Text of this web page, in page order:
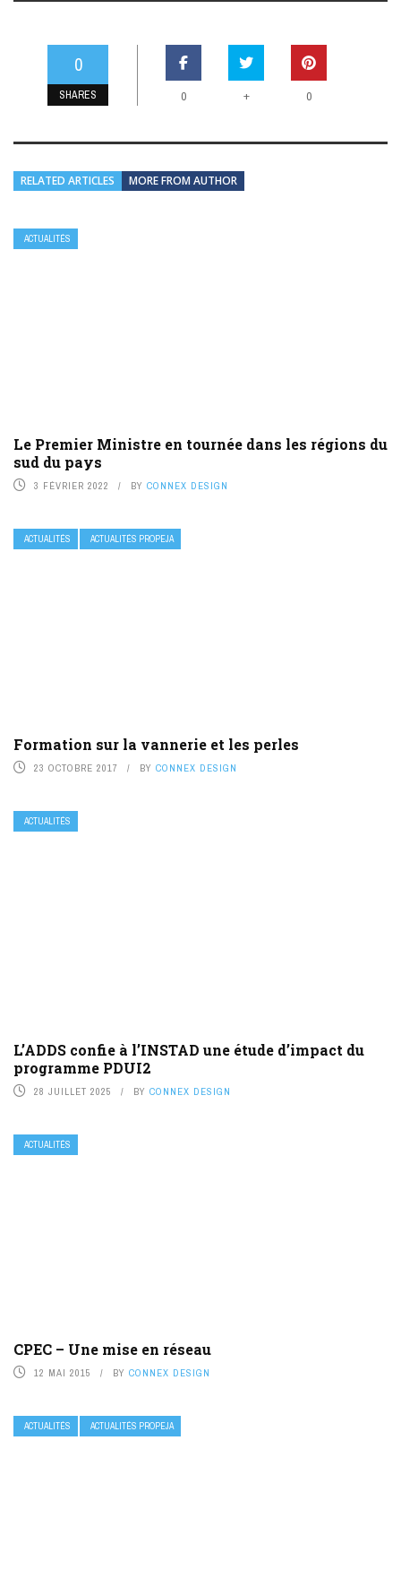
0
SHARES 0 + 0
RELATED ARTICLES MORE FROM AUTHOR
ACTUALITÉS
Le Premier Ministre en tournée dans les régions du
sud du pays
3 FÉVRIER 2022 BY CONNEX DESIGN
ACTUALITÉS ACTUALITÉS PROPEJA
Formation sur la vannerie et les perles
23 OCTOBRE 2017 BY CONNEX DESIGN
ACTUALITÉS
L’ADDS confie à l’INSTAD une étude d’impact du
programme PDUI2
28 JUILLET 2025 BY CONNEX DESIGN
ACTUALITÉS
CPEC – Une mise en réseau
12 MAI 2015 BY CONNEX DESIGN
ACTUALITÉS ACTUALITÉS PROPEJA